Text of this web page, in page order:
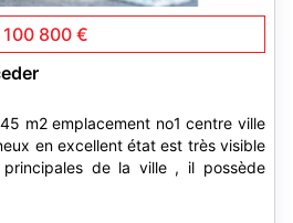
100 800 €
de la ville , il possède